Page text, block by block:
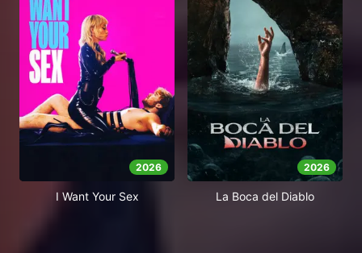
2026
I Want Your Sex
2026
La Boca del Diablo